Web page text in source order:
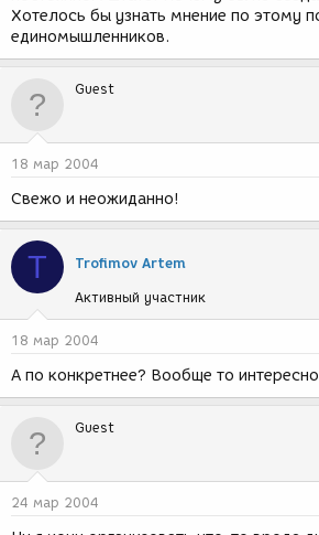
Хотелось бы узнать мнение по этому
единомышленников.
Guest
18 мар 2004
Свежо и неожиданно!
T Trofimov Artem
Активный участник
18 мар 2004
А по конкретнее? Вообще то интересно
Guest
24 мар 2004